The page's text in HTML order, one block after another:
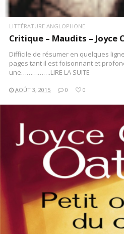
LITTÉRATURE ANGLOPHONE
Critique – Maudits – Joyce
Difficile de résumer en quelques
pages tant il est foisonnant et
une…………….LIRE LA SUITE
AOÛT 3, 2015 0 0